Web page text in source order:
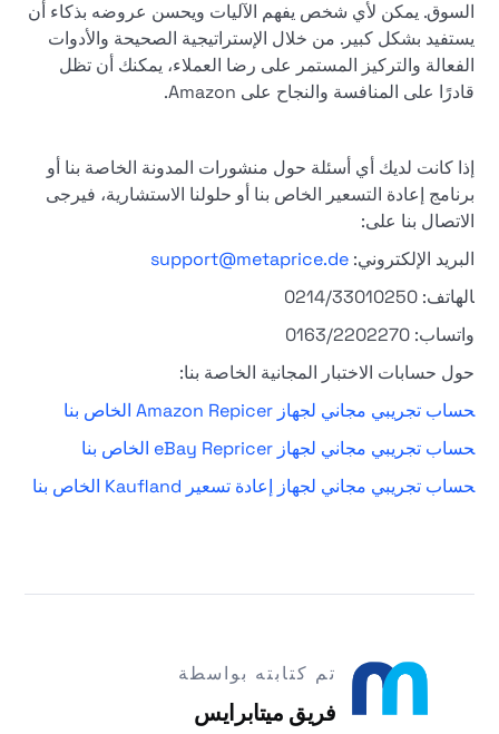
السوق. يمكن لأي شخص يفهم الآليات ويحسن عروضه بذكاء أن
يستفيد بشكل كبير. من خلال الإستراتيجية الصحيحة والأدوات
الفعالة والتركيز المستمر على رضا العملاء، يمكنك أن تظل
قادرًا على المنافسة والنجاح على Amazon.
إذا كانت لديك أي أسئلة حول منشورات المدونة الخاصة بنا أو
برنامج إعادة التسعير الخاص بنا أو حلولنا الاستشارية، فيرجى
الاتصال بنا على:
البريد الإلكتروني:support@metaprice.de
الهاتف: 0214/33010250
واتساب: 0163/2202270
حول حسابات الاختبار المجانية الخاصة بنا:
حساب تجريبي مجاني لجهاز Amazon Repicer الخاص بنا
حساب تجريبي مجاني لجهاز eBay Repricer الخاص بنا
حساب تجريبي مجاني لجهاز إعادة تسعير Kaufland الخاص بنا
تم كتابته بواسطة
فريق ميتابرايس